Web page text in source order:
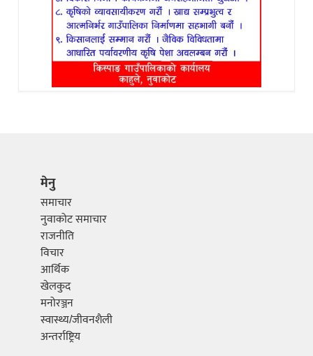
मेनु
समाचार
नुवाकोट समाचार
राजनीति
विचार
आर्थिक
खेलकुद
मनोरञ्जन
स्वास्थ्य/जीवनशैली
अन्तर्राष्ट्रिय